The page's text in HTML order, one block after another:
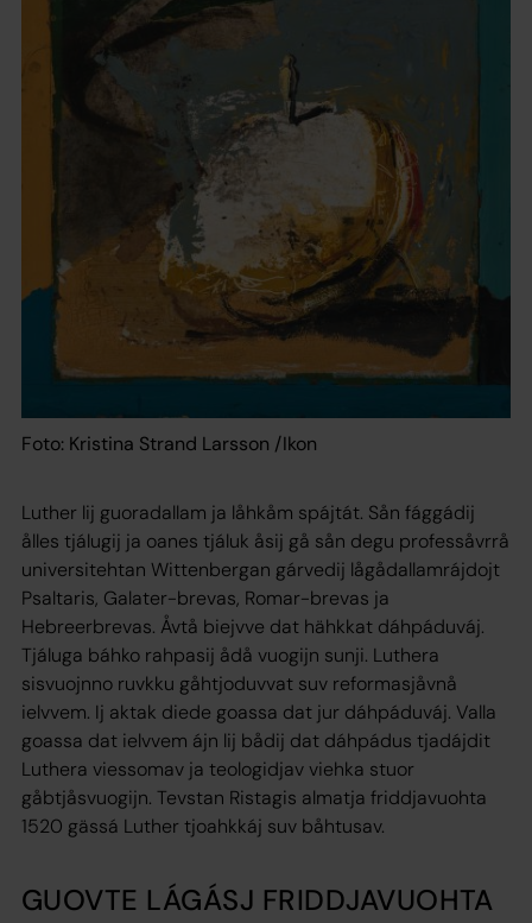
Foto: Kristina Strand Larsson /Ikon
Luther lij guoradallam ja låhkåm spájtát. Sån fággádij
ålles tjálugij ja oanes tjáluk åsij gå sån degu professåvrrå
universitehtan Wittenbergan gárvedij lågådallamrájdojt
Psaltaris, Galater-brevas, Romar-brevas ja
Hebreerbrevas. Åvtå biejvve dat hähkkat dáhpáduváj.
Tjáluga báhko rahpasij ådå vuogijn sunji. Luthera
sisvuojnno ruvkku gåhtjoduvvat suv reformasjåvnå
ielvvem. Ij aktak diede goassa dat jur dáhpáduváj. Valla
goassa dat ielvvem ájn lij bådij dat dáhpádus tjadájdit
Luthera viessomav ja teologidjav viehka stuor
gåbtjåsvuogijn. Tevstan Ristagis almatja friddjavuohta
1520 gässá Luther tjoahkkáj suv båhtusav.
GUOVTE LÁGÁSJ FRIDDJAVUOHTA